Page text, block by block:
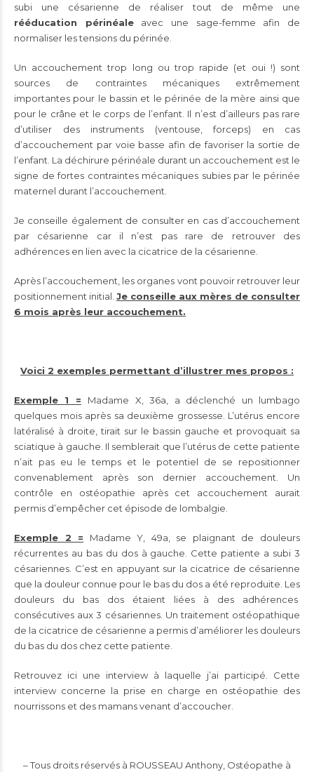
subi une césarienne de réaliser tout de même une
rééducation périnéaleavec une sage-femme afin de
normaliser les tensions du périnée.
Un accouchement trop long ou trop rapide (et oui !) sont
sources de contraintes mécaniques extrêmement
importantes pour le bassin et le périnée de la mère ainsi que
pour le crâne et le corps de l’enfant. Il n’est d’ailleurs pas rare
d’utiliser des instruments (ventouse, forceps) en cas
d’accouchement par voie basse afin de favoriser la sortie de
l’enfant. La déchirure périnéale durant un accouchement est le
signe de fortes contraintes mécaniques subies par le périnée
maternel durant l’accouchement.
Je conseille également de consulter en cas d’accouchement
par césarienne car il n’est pas rare de retrouver des
adhérences en lien avec la cicatrice de la césarienne.
Après l’accouchement, les organes vont pouvoir retrouver leur
positionnement initial. Je conseille aux mères de consulter
6 mois après leur accouchement.
Voici 2 exemples permettant d’illustrer mes propos :
Exemple 1 =
Madame X, 36a, a déclenché un lumbago
quelques mois après sa deuxième grossesse. L’utérus encore
latéralisé à droite, tirait sur le bassin gauche et provoquait sa
sciatique à gauche. Il semblerait que l’utérus de cette patiente
n’ait pas eu le temps et le potentiel de se repositionner
convenablement après son dernier accouchement. Un
contrôle en ostéopathie après cet accouchement aurait
permis d’empêcher cet épisode de lombalgie.
Exemple 2 = Madame Y, 49a, se plaignant de douleurs
récurrentes au bas du dos à gauche. Cette patiente a subi 3
césariennes. C’est en appuyant sur la cicatrice de césarienne
que la douleur connue pour le bas du dos a été reproduite. Les
douleurs du bas dos étaient liées à des adhérences
consécutives aux 3 césariennes. Un traitement ostéopathique
de la cicatrice de césarienne a permis d’améliorer les douleurs
du bas du dos chez cette patiente.
Retrouvez ici une interview à laquelle j’ai participé. Cette
interview concerne la prise en charge en ostéopathie des
nourrissons et des mamans venant d’accoucher.
– Tous droits réservés à ROUSSEAU Anthony, Ostéopathe à